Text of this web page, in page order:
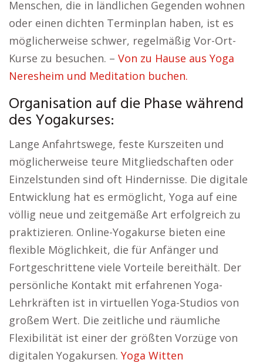
Menschen, die in ländlichen Gegenden wohnen
oder einen dichten Terminplan haben, ist es
möglicherweise schwer, regelmäßig Vor-Ort-
Kurse zu besuchen. – Von zu Hause aus Yoga
Neresheim und Meditation buchen.
Organisation auf die Phase während
des Yogakurses:
Lange Anfahrtswege, feste Kurszeiten und
möglicherweise teure Mitgliedschaften oder
Einzelstunden sind oft Hindernisse. Die digitale
Entwicklung hat es ermöglicht, Yoga auf eine
völlig neue und zeitgemäße Art erfolgreich zu
praktizieren. Online-Yogakurse bieten eine
flexible Möglichkeit, die für Anfänger und
Fortgeschrittene viele Vorteile bereithält. Der
persönliche Kontakt mit erfahrenen Yoga-
Lehrkräften ist in virtuellen Yoga-Studios von
großem Wert. Die zeitliche und räumliche
Flexibilität ist einer der größten Vorzüge von
digitalen Yogakursen. Yoga Witten